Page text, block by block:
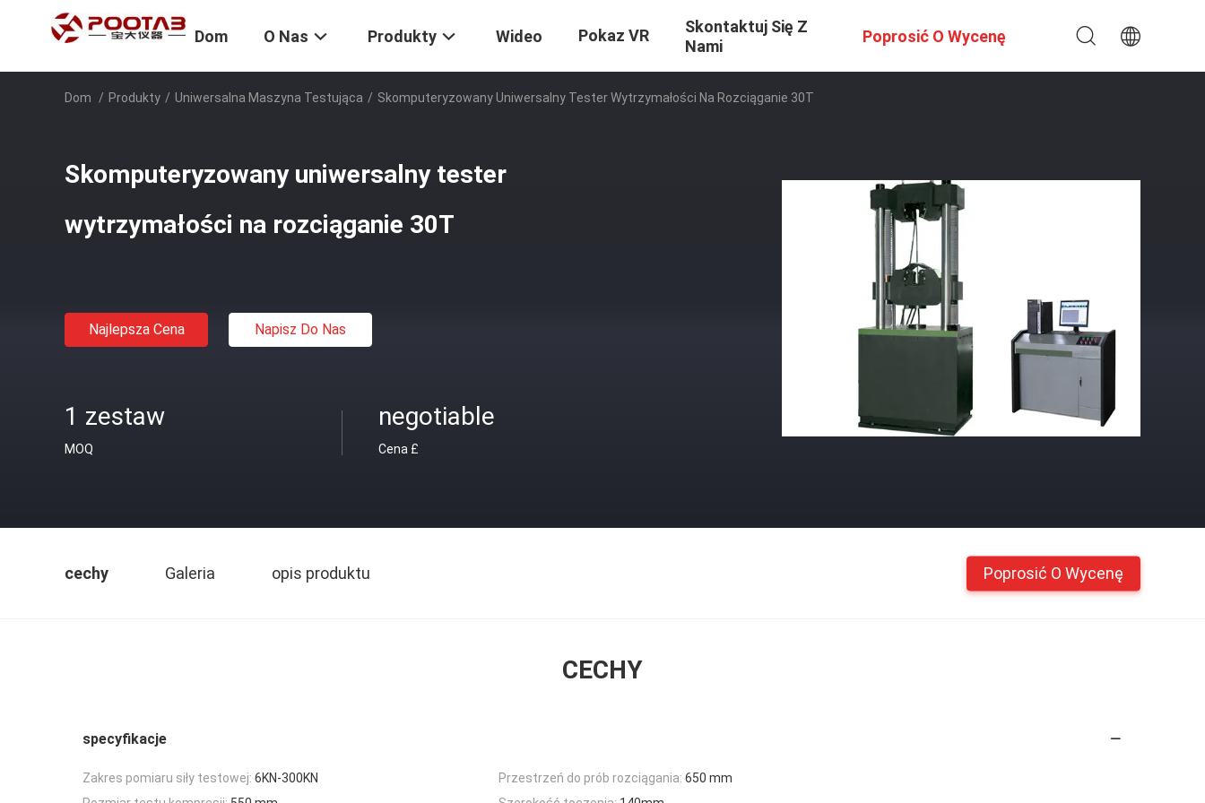
Dom O Nas Produkty Wideo Pokaz VR
Skontaktuj Się Z
Nami
Poprosić O Wycenę
Dom / Produkty / Uniwersalna Maszyna Testująca / Skomputeryzowany Uniwersalny Tester Wytrzymałości Na Rozciąganie 30T
Skomputeryzowany uniwersalny tester
wytrzymałości na rozciąganie 30T
Najlepsza Cena Napisz Do Nas
1 zestaw
MOQ
negotiable
Cena £
cechy Galeria opis produktu Poprosić O Wycenę
CECHY
specyfikacje
Zakres pomiaru siły testowej: 6KN-300KN Przestrzeń do prób rozciągania: 650 mm